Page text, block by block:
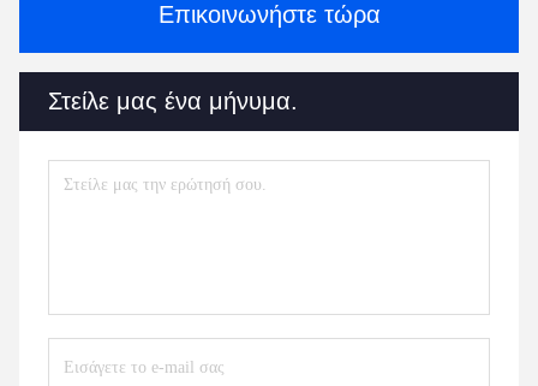
Επικοινωνήστε τώρα
Στείλε μας ένα μήνυμα.